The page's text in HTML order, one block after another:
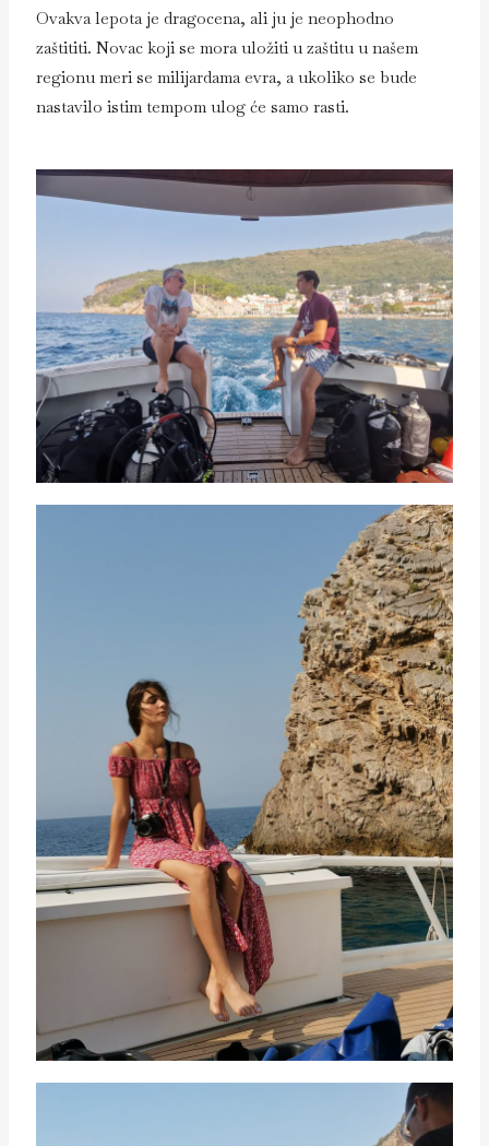
Ovakva lepota je dragocena, ali ju je neophodno
zaštititi. Novac koji se mora uložiti u zaštitu u našem
regionu meri se milijardama evra, a ukoliko se bude
nastavilo istim tempom ulog će samo rasti.